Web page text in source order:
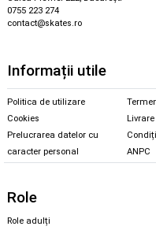
0755 223 274
contact@skates.ro
Informații utile
Politica de utilizare
Cookies
Prelucrarea datelor cu
caracter personal
ANPC
Role
Role adulți